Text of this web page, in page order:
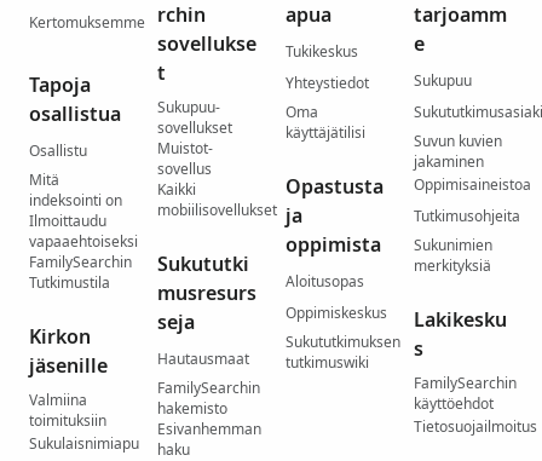
Kertomuksemme
Tapoja
osallistua
Osallistu
Mitä
indeksointi on
Ilmoittaudu
vapaaehtoiseksi
FamilySearchin
Tutkimustila
Kirkon
jäsenille
Valmiina
toimituksiin
Sukulaisnimiapu
rchin
sovellukse
t
Sukupuu-
sovellukset
Muistot-
sovellus
Kaikki
mobiilisovellukset
Sukututki
musresurs
seja
Hautausmaat
FamilySearchin
hakemisto
Esivanhemman
haku
apua
Tukikeskus
Yhteystiedot
Oma
käyttäjätilisi
Opastusta
ja
oppimista
Aloitusopas
Oppimiskeskus
Sukututkimuksen
tutkimuswiki
tarjoamm
e
Sukupuu
Suvun kuvien
jakaminen
Oppimisaineistoa
Tutkimusohjeita
Sukunimien
merkityksiä
Lakikesku
s
FamilySearchin
käyttöehdot
Tietosuojailmoitus